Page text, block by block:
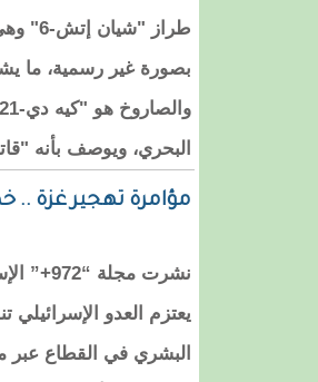
طراز
بصورة غير رسمية، ما
البحري، ويوصف بأنه
مؤامرة تهجير غزة
نشرت
يعتزم العدو
البشري في القطاع عبر